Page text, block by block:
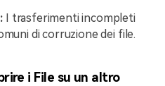
I trasferimenti incompleti
di corruzione dei file.
i File su un altro